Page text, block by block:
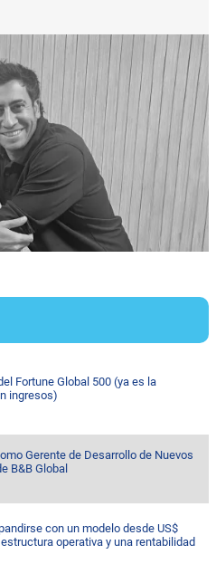
Fortune Global 500 (ya es la
ingresos)
Gerente de Desarrollo de Nuevos
B&B Global
con un modelo desde US$
operativa y una rentabilidad